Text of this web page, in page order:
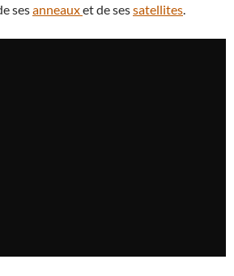
sesanneauxet de sessatellites